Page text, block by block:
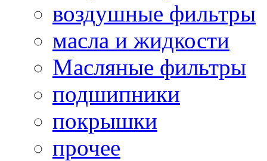
воздушные фильтры
масла и жидкости
Масляные фильтры
подшипники
покрышки
прочее